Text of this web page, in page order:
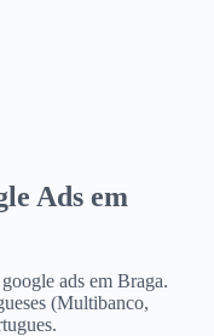
Ads em
ads em Braga.
(Multibanco,